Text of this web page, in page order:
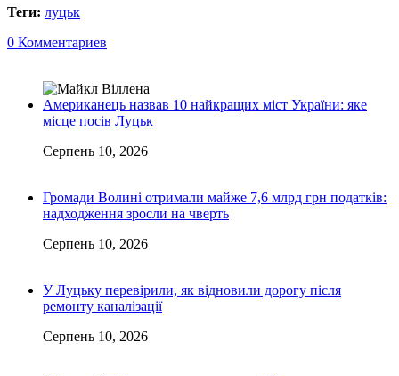
Теги: луцьк
0 Комментариев
Американець назвав 10 найкращих міст України: яке
місце посів Луцьк
Серпень 10, 2026
Громади Волині отримали майже 7,6 млрд грн податків:
надходження зросли на чверть
Серпень 10, 2026
У Луцьку перевірили, як відновили дорогу після
ремонту каналізації
Серпень 10, 2026